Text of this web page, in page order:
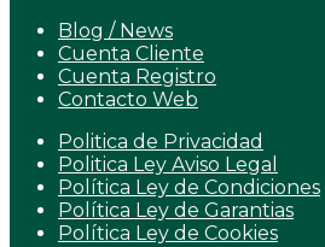
Blog / News
Cuenta Cliente
Cuenta Registro
Contacto Web
Politica de Privacidad
Politica Ley Aviso Legal
Política Ley de Condiciones
Política Ley de Garantias
Política Ley de Cookies